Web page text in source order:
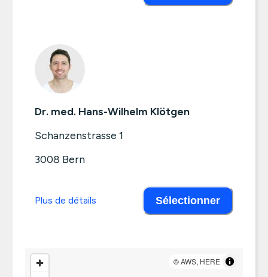
Dr. med. Hans-Wilhelm Klötgen
Schanzenstrasse 1
3008 Bern
Plus de détails Sélectionner
©AWS, HERE